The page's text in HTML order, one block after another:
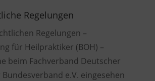
Regelungen
Regelungen –
für Heilpraktiker (BOH) –
beim Fachverband Deutscher
e.V. eingesehen